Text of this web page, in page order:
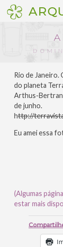
Pular
para
A
Rio de Janeiro.
do planeta
Arthus-
de junho.
http://
Eu amei essa
(Algumas
estar mais